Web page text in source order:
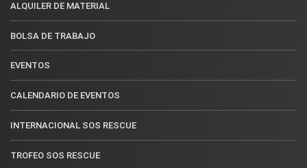
ALQUILER DE MATERIAL
BOLSA DE TRABAJO
EVENTOS
CALENDARIO DE EVENTOS
INTERNACIONAL SOS RESCUE
TROFEO SOS RESCUE